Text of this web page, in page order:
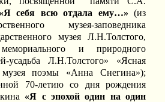
«Я себя всю отдала ему…» (из
музея-заповедника
музея Л.Н.Толстого,
мемориального и природного
усадьба Л.Н.Толстого» «Ясная
поэмы «Анна Снегина»);
70-летию со дня рождения
«Я с эпохой один на один